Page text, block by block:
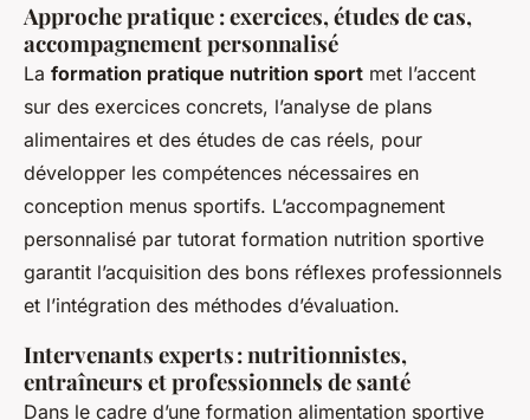
Approche pratique : exercices, études de cas,
accompagnement personnalisé
La formation pratique nutrition sport met l’accent
sur des exercices concrets, l’analyse de plans
alimentaires et des études de cas réels, pour
développer les compétences nécessaires en
conception menus sportifs. L’accompagnement
personnalisé par tutorat formation nutrition sportive
garantit l’acquisition des bons réflexes professionnels
et l’intégration des méthodes d’évaluation.
Intervenants experts : nutritionnistes,
entraîneurs et professionnels de santé
Dans le cadre d’une formation alimentation sportive